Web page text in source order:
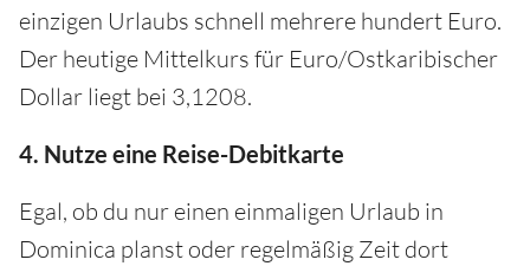
einzigen Urlaubs schnell mehrere hundert Euro.
Der heutige Mittelkurs für Euro/Ostkaribischer
Dollar liegt bei 3,1208.
4. Nutze eine Reise-Debitkarte
Egal, ob du nur einen einmaligen Urlaub in
Dominica planst oder regelmäßig Zeit dort